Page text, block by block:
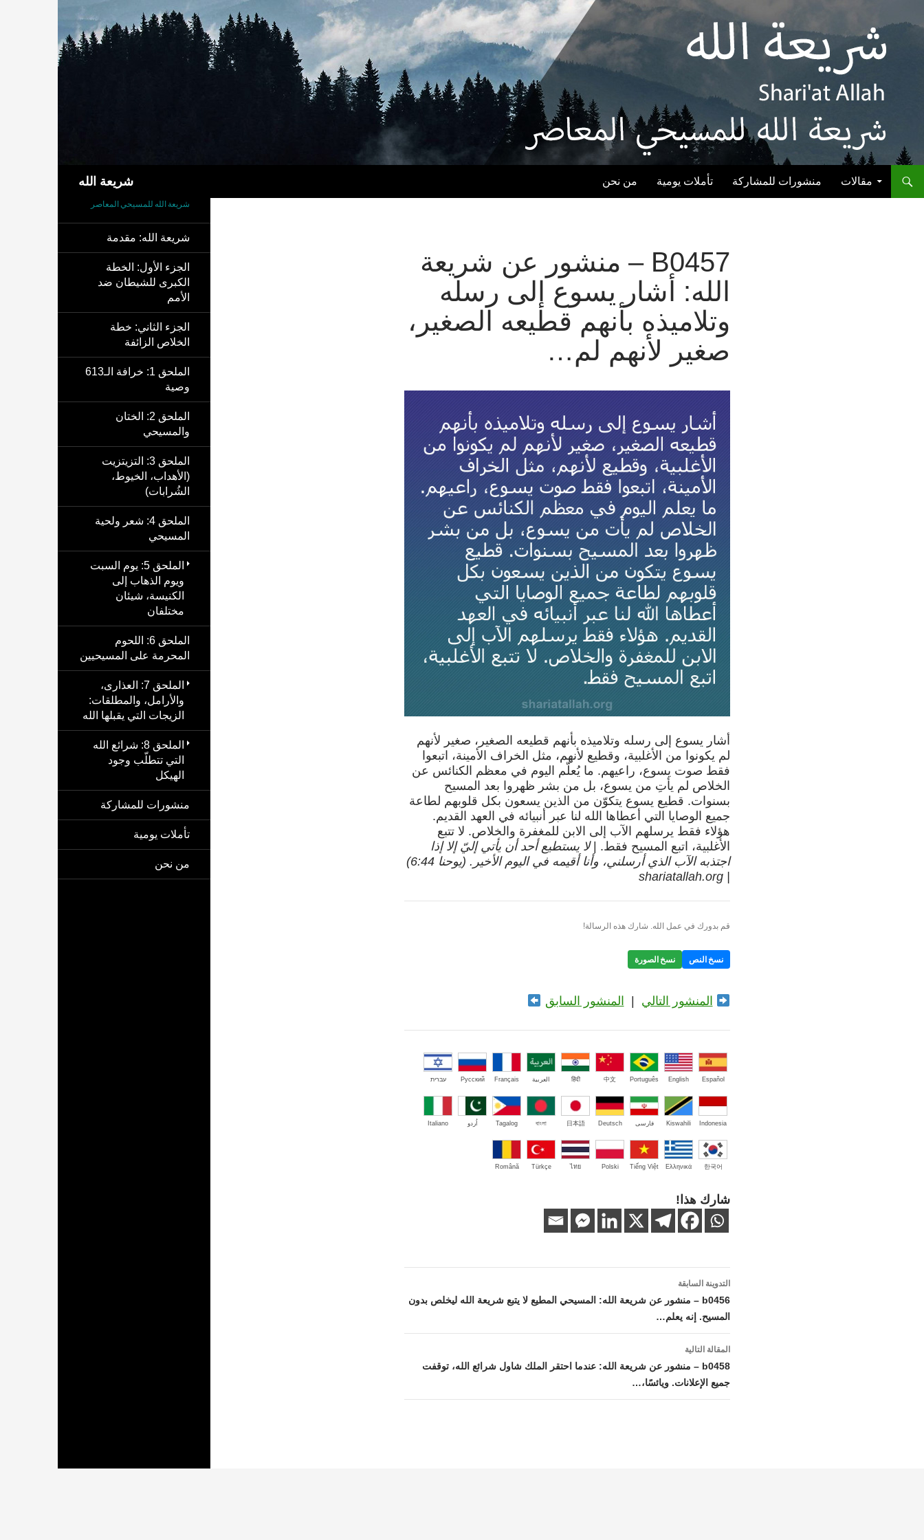
شريعة الله
مقالات
منشورات للمشاركة تأملات يومية من نحن
B0457 – منشور عن شريعة
الله: أشار يسوع إلى رسله
وتلاميذه بأنهم قطيعه الصغير،
صغير لأنهم لم…
أشار يسوع إلى رسله وتلاميذه بأنهم قطيعه الصغير، صغير لأنهم
لم يكونوا من الأغلبية، وقطيع لأنهم، مثل الخراف الأمينة، اتبعوا
فقط صوت يسوع، راعيهم. ما يُعلّم اليوم في معظم الكنائس عن
الخلاص لم يأتِ من يسوع، بل من بشر ظهروا بعد المسيح
بسنوات. قطيع يسوع يتكوّن من الذين يسعون بكل قلوبهم لطاعة
جميع الوصايا التي أعطاها الله لنا عبر أنبيائه في العهد القديم.
هؤلاء فقط يرسلهم الآب إلى الابن للمغفرة والخلاص. لا تتبع
الأغلبية، اتبع المسيح فقط. |لا يستطيع أحد أن يأتي إليّ إلا إذا
اجتذبه الآب الذي أرسلني، وأنا أقيمه في اليوم الأخير. (يوحنا 6:44)
قم بدورك في عمل الله. شارك هذه الرسالة!
نسخ النص نسخ الصورة
المنشور التالي المنشور السابق
Español
English
Português
中文
हिंदी العربية Français
Русский עברית
Indonesia
Kiswahili فارسی Deutsch
日本語
বাংলা
Tagalog اُردو Italiano
한국어
Ελληνικά
Tiếng Việt
Polski
ไทย
Türkçe
Română
شارك هذا!
تصفّح
المقالات
التدوينة السابقة
b0456 – منشور عن شريعة الله: المسيحي المطيع لا يتبع شريعة الله ليخلص بدون
المسيح. إنه يعلم…
المقالة التالية
b0458 – منشور عن شريعة الله: عندما احتقر الملك شاول شرائع الله، توقفت
جميع الإعلانات. ويائسًا،…
شريعة الله للمسيحي المعاصر
شريعة الله: مقدمة
الجزء الأول: الخطة
الكبرى للشيطان ضد
الأمم
الجزء الثاني: خطة
الخلاص الزائفة
الملحق 1: خرافة الـ613
وصية
الملحق 2: الختان
والمسيحي
الملحق 3: التزيتزيت
(الأهداب، الخيوط،
الشُرابات)
الملحق 4: شعر ولحية
المسيحي
الملحق 5: يوم السبت
ويوم الذهاب إلى
الكنيسة، شيئان
مختلفان
الملحق 6: اللحوم
المحرمة على المسيحيين
الملحق 7: العذارى،
والأرامل، والمطلقات:
الزيجات التي يقبلها الله
الملحق 8: شرائع الله
التي تتطلّب وجود
الهيكل
منشورات للمشاركة
تأملات يومية
من نحن